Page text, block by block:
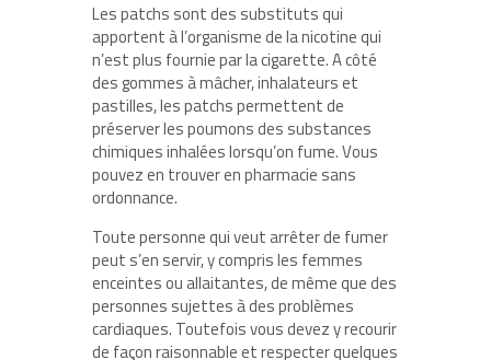
Les patchs sont des substituts qui
apportent à l’organisme de la nicotine qui
n’est plus fournie par la cigarette. A côté
des gommes à mâcher, inhalateurs et
pastilles, les patchs permettent de
préserver les poumons des substances
chimiques inhalées lorsqu’on fume. Vous
pouvez en trouver en pharmacie sans
ordonnance.
Toute personne qui veut arrêter de fumer
peut s’en servir, y compris les femmes
enceintes ou allaitantes, de même que des
personnes sujettes à des problèmes
cardiaques. Toutefois vous devez y recourir
de façon raisonnable et respecter quelques